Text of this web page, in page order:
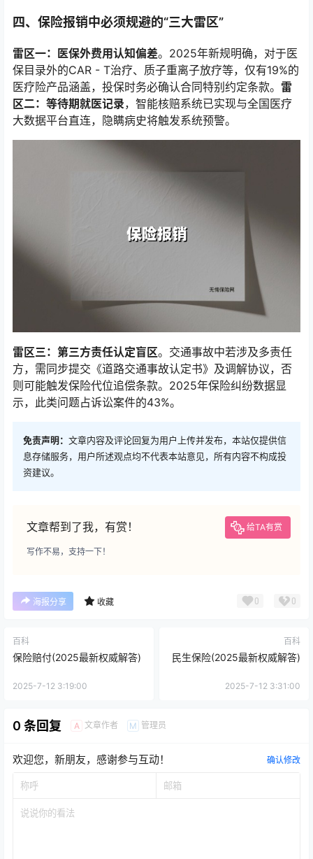
四、保险报销中必须规避的“三大雷区”
雷区一：医保外费用认知偏差。2025年新规明确，对于医
保目录外的CAR - T治疗、质子重离子放疗等，仅有19%的
医疗险产品涵盖，投保时务必确认合同特别约定条款。 雷
区二：等待期就医记录，智能核赔系统已实现与全国医疗
大数据平台直连，隐瞒病史将触发系统预警。
雷区三：第三方责任认定盲区。交通事故中若涉及多责任
方，需同步提交《道路交通事故认定书》及调解协议，否
则可能触发保险代位追偿条款。2025年保险纠纷数据显
示，此类问题占诉讼案件的43%。
免责声明： 文章内容及评论回复为用户上传并发布，本站仅提供信
息存储服务，用户所述观点均不代表本站意见，所有内容不构成投
资建议。
文章帮到了我，有赏！ 给TA有赏
写作不易，支持一下！
海报分享 收藏 0 0
百科
保险赔付(2025最新权威解答)
2025-7-12 3:19:00
百科
民生保险(2025最新权威解答)
2025-7-12 3:31:00
0 条回复 A 文章作者 M 管理员
欢迎您，新朋友，感谢参与互动！ 确认修改